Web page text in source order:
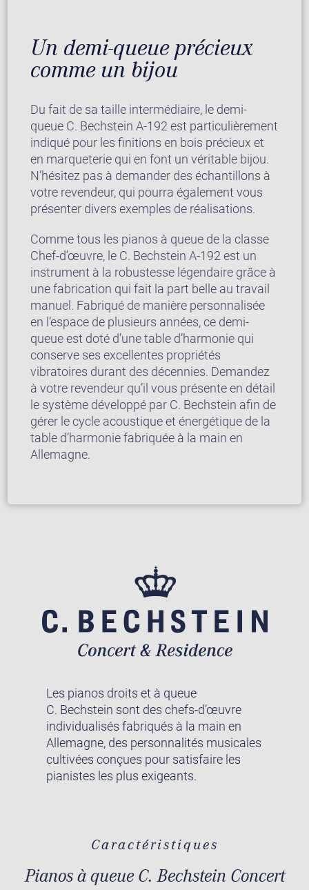
Un demi-queue précieux
comme un bijou
Du fait de sa taille intermédiaire, le demi-
queue C. Bechstein A-192 est particulièrement
indiqué pour les finitions en bois précieux et
en marqueterie qui en font un véritable bijou.
N’hésitez pas à demander des échantillons à
votre revendeur, qui pourra également vous
présenter divers exemples de réalisations.
Comme tous les pianos à queue de la classe
Chef-d’œuvre, le C. Bechstein A-192 est un
instrument à la robustesse légendaire grâce à
une fabrication qui fait la part belle au travail
manuel. Fabriqué de manière personnalisée
en l’espace de plusieurs années, ce demi-
queue est doté d’une table d’harmonie qui
conserve ses excellentes propriétés
vibratoires durant des décennies. Demandez
à votre revendeur qu’il vous présente en détail
le système développé par C. Bechstein afin de
gérer le cycle acoustique et énergétique de la
table d’harmonie fabriquée à la main en
Allemagne.
Les pianos droits et à queue
C. Bechstein sont des chefs-d’œuvre
individualisés fabriqués à la main en
Allemagne, des personnalités musicales
cultivées conçues pour satisfaire les
pianistes les plus exigeants.
Caractéristiques
Pianos à queue C. Bechstein Concert